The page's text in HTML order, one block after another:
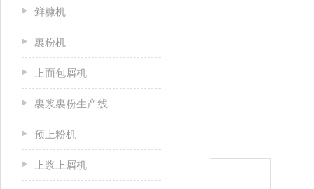
鲜糠机
裹粉机
上面包屑机
裹浆裹粉生产线
预上粉机
上浆上屑机